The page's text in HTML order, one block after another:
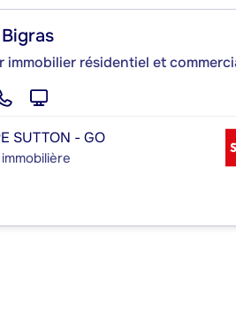
immobilier résidentiel et
SUTTON - GO